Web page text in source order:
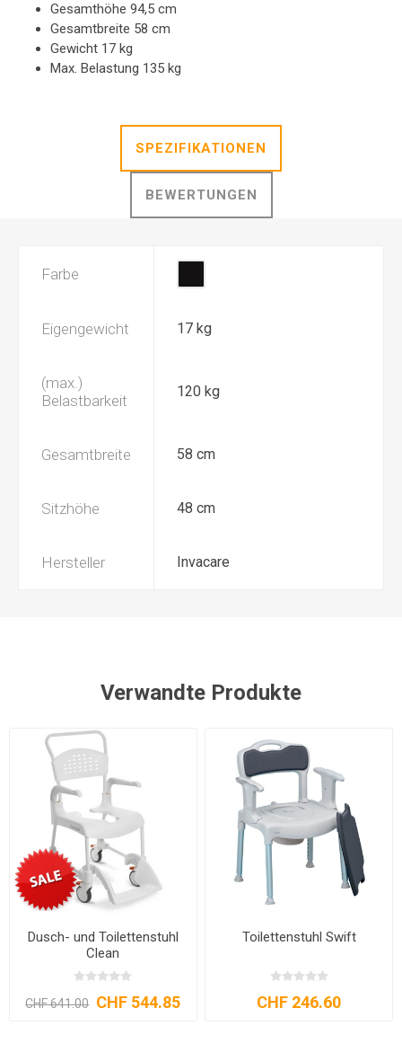
Gesamthöhe 94,5 cm
Gesamtbreite 58 cm
Gewicht 17 kg
Max. Belastung 135 kg
SPEZIFIKATIONEN
BEWERTUNGEN
Farbe
Eigengewicht 17 kg
(max.)
Belastbarkeit
120 kg
Gesamtbreite 58 cm
Sitzhöhe 48 cm
Hersteller Invacare
Verwandte Produkte
Dusch- und Toilettenstuhl
Clean
CHF 641.00 CHF 544.85
Toilettenstuhl Swift
CHF 246.60